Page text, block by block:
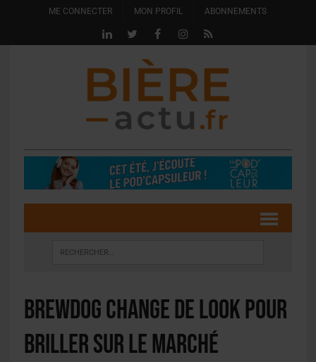
ME CONNECTER MON PROFIL ABONNEMENTS
BrewDog change de look pour
briller sur le marché